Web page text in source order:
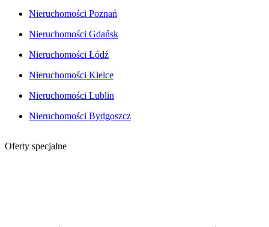
Nieruchomości Poznań
Nieruchomości Gdańsk
Nieruchomości Łódź
Nieruchomości Kielce
Nieruchomości Lublin
Nieruchomości Bydgoszcz
Oferty specjalne